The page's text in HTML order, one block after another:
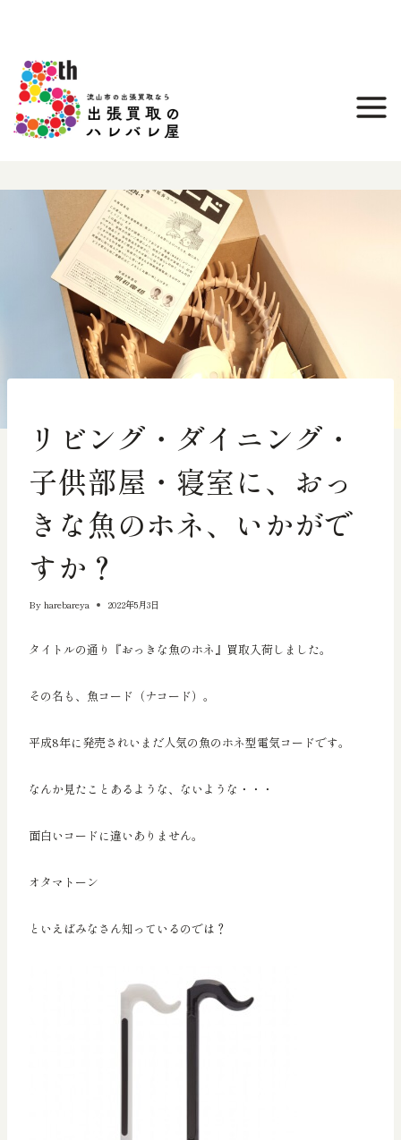
リビング・ダイニング・
子供部屋・寝室に、おっ
きな魚のホネ、いかがで
すか？
By harebareya 2022年5月3日
タイトルの通り『おっきな魚のホネ』買取入荷しました。
その名も、魚コード（ナコード）。
平成8年に発売されいまだ人気の魚のホネ型電気コードです。
なんか見たことあるような、ないような・・・
面白いコードに違いありません。
オタマトーン
といえばみなさん知っているのでは？